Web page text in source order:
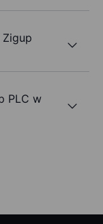
PLC w